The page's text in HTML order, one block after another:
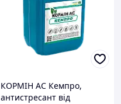
КОРМІН АС Кемпро,
антистресант від